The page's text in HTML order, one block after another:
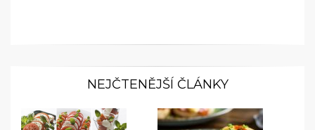
NEJČTENĚJŠÍ ČLÁNKY